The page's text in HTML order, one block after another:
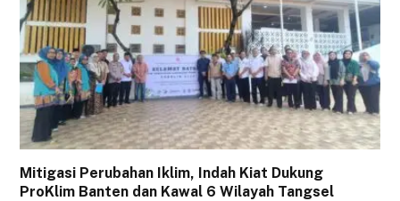
Mitigasi Perubahan Iklim, Indah Kiat Dukung
ProKlim Banten dan Kawal 6 Wilayah Tangsel